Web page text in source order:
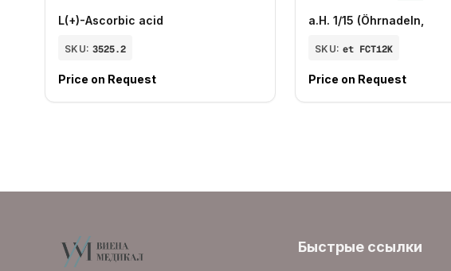
L(+)-Ascorbic acid
SKU: 3525.2
Price on Request
a.H. 1/15 (Öhrnadeln,
SKU: et FCT12K
Price on Request
Быстрые ссылки